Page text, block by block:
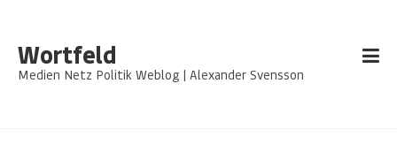
Wortfeld
Medien Netz Politik Weblog | Alexander Svensson